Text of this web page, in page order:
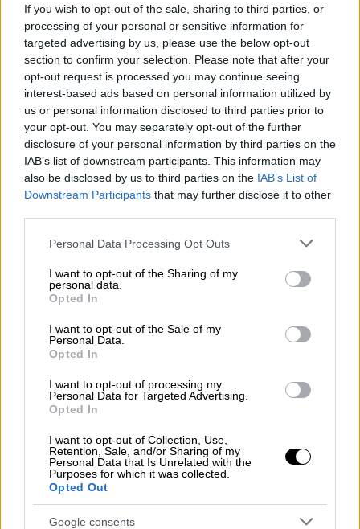
If you wish to opt-out of the sale, sharing to third parties, or
processing of your personal or sensitive information for
targeted advertising by us, please use the below opt-out
section to confirm your selection. Please note that after your
opt-out request is processed you may continue seeing
interest-based ads based on personal information utilized by
us or personal information disclosed to third parties prior to
your opt-out. You may separately opt-out of the further
disclosure of your personal information by third parties on the
IAB’s list of downstream participants. This information may
also be disclosed by us to third parties on the IAB’s List of
Downstream Participants that may further disclose it to other
Please note that this website/app uses one or more Google
not limited to your visit or usage behaviour. You may click to
grant or deny consent to Google and its third-party tags to
use your data for below specified purposes in below Google
consent section.
Personal Data Processing Opt Outs
I want to opt-out of the Sharing of my
personal data.
Opted In
I want to opt-out of the Sale of my
Personal Data.
Opted In
I want to opt-out of processing my
Personal Data for Targeted Advertising.
Opted In
I want to opt-out of Collection, Use,
Retention, Sale, and/or Sharing of my
Personal Data that Is Unrelated with the
Purposes for which it was collected.
Opted Out
Google consents
ΔΙΑΒΑΣΤΕ ΕΠΙΣΗΣ
Ελλάδα|21.03.2023 17:02
Αυξάνονται οι περιπολίες σε αστικά
κέντρα, ενισχυμένα μέτρα ενόψει
τουριστικής σεζόν – Τι
αποφασίστηκε σε σύσκεψη υπό τον
Θεοδωρικάκο
Υπεύθυνοι για τη δράση των
αστυνομικών στις πορείες και στα
γήπεδα
Όπως μετέδωσε στοκεντρικό δελτίο
ειδήσεωντουOPEN Μίνα Καραμήτρου
που η ΕΛ.ΑΣ. θα εφαρμόζει τα επιχειρησιακά
της σχέδια θα είναι ο υφυπουργός,
Οικονόμου
. Το κέντρο συντονισμού και
λειτουργίας θα είναι πια υπό την εποπτεία
του ίδιου αλλάκαι του αρχηγού της ΕΛ.ΑΣ.
Αυτοί θα είναι οι δύο υπεύθυνοι για τη
δράση των αστυνομικών στις πορείες και